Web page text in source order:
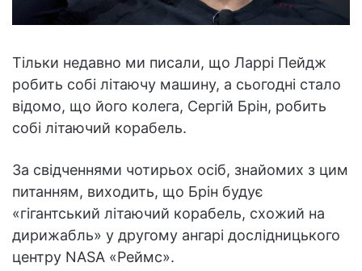
Тільки недавно ми писали, що Ларрі Пейдж
робить собі літаючу машину, а сьогодні стало
відомо, що його колега, Сергій Брін, робить
собі літаючий корабель.
За свідченнями чотирьох осіб, знайомих з цим
питанням, виходить, що Брін будує
«гігантський літаючий корабель, схожий на
дирижабль» у другому ангарі дослідницького
центру NASA «Реймс».